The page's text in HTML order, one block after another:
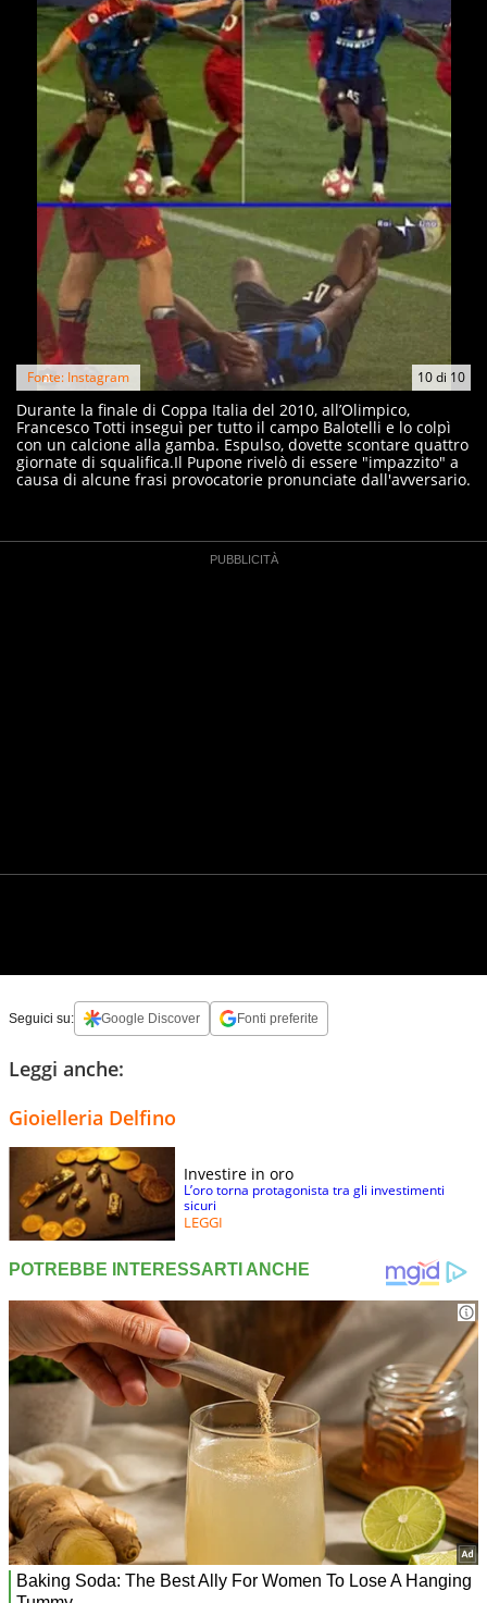
10di 10
Fonte: Instagram
Durante la finale di Coppa Italia del 2010, all’Olimpico,
Francesco Totti inseguì per tutto il campo Balotelli e lo colpì
con un calcione alla gamba. Espulso, dovette scontare quattro
giornate di squalifica.Il Pupone rivelò di essere "impazzito" a
causa di alcune frasi provocatorie pronunciate dall'avversario.
Seguici su: Google Discover Fonti preferite
Leggi anche:
Gioielleria Delfino
Investire in oro
L’oro torna protagonista tra gli investimenti
sicuri
LEGGI